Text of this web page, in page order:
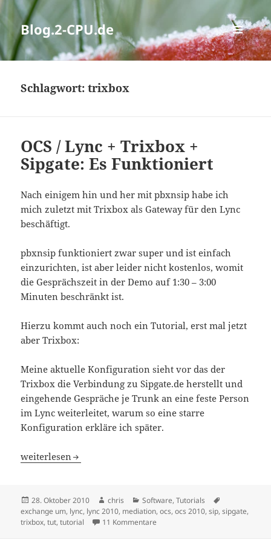
Blog.2-CPU.de
MENÜ
UND
Schlagwort:trixbox
OCS / Lync + Trixbox +
Sipgate: Es Funktioniert
Nach einigem hin und her mit pbxnsip habe ich
mich zuletzt mit Trixbox als Gateway für den Lync
beschäftigt.
pbxnsip funktioniert zwar super und ist einfach
einzurichten, ist aber leider nicht kostenlos, womit
die Gesprächszeit in der Demo auf 1:30 – 3:00
Minuten beschränkt ist.
Hierzu kommt auch noch ein Tutorial, erst mal jetzt
aber Trixbox:
Meine aktuelle Konfiguration sieht vor das der
Trixbox die Verbindung zu Sipgate.de herstellt und
eingehende Gespräche je Trunk an eine feste Person
im Lync weiterleitet, warum so eine starre
Konfiguration erkläre ich später.
OCS / Lync + Trixbox + Sipgate: Es Funktioniert
weiterlesen
Veröffentlicht
am
28. Oktober 2010 Autor
chris Kategorien
Software,Tutorials
exchange um, lync, lync 2010, mediation,ocs,ocs 2010,sip,sipgate,
trixbox,tut,tutorial 11 Kommentare